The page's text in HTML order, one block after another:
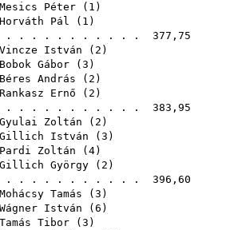
Mesics Péter ( 1 )
Horváth Pál ( 1 )
. . . . . . . . . . . 377,75
Vincze István ( 2 )
Bobok Gábor ( 3 )
Béres András ( 2 )
Rankasz Ernő ( 2 )
. . . . . . . . . . . 383,95
Gyulai Zoltán ( 2 )
Gillich István ( 3 )
Pardi Zoltán ( 4)
Gillich György ( 2 )
. . . . . . . . . . . 396,60
Mohácsy Tamás ( 3 )
Wágner István ( 6 )
Tamás Tibor ( 3 )